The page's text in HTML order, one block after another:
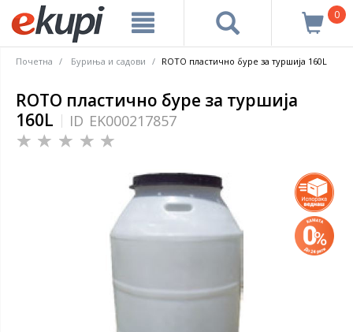
0
Почетна Буриња и садови ROTO пластично буре за туршија 160L
ROTO пластично буре за туршија
160L
ID EK000217857